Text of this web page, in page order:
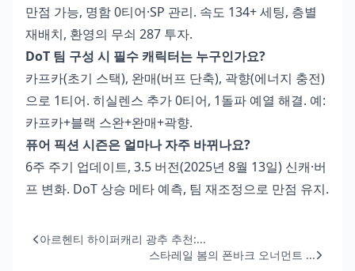
만점 가능, 명함 0티어·SP 관리. 속도 134+ 세팅, 층별
재배치, 환영의 무쇠 287 투자.
DoT 팀 구성 시 필수 캐릭터는 누구인가요?
카프카(초기 스택), 완매(버프 단축), 곽향(에너지 충전)
으로 1티어. 히실렌스 추가 0티어, 1돌파 예열 해결. 예:
카프카+블랙 스완+완매+곽향.
퓨어 픽션 시즌은 얼마나 자주 바뀌나요?
6주 주기 업데이트, 3.5 버전(2025년 8월 13일) 신캐·버
프 변화. DoT 상승 메타 예측, 팀 재조정으로 만점 유지.
아르헨티 하이퍼캐리 광추 추천:...
스타레일 봄의 폰바크 오너먼트 ...